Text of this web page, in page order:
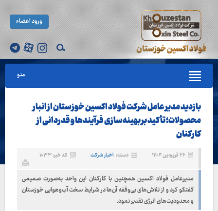
ورود اعضاء
منو
بازدید مدیر عامل شرکت فولاد اکسین خوزستان از انبار
محصولات؛ تأکید بر بهینه‌سازی فرآیندها و قدردانی از
کارکنان
۲۶ فروردین ۱۴۰۴ دسته: اخبار شرکت کد خبر: ۱۰۱۲۳
مدیرعامل فولاد اکسین همچنین با کارکنان این واحد به‌صورت صمیمی
گفتگو کرد و از تلاش‌های بی‌وقفه آن‌ها در شرایط سخت آب‌وهوایی خوزستان
و محدودیت‌های انرژی تقدیر نمود.